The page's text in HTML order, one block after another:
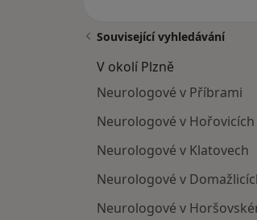
Související vyhledávání
V okolí Plzně
Neurologové v Příbrami
Neurologové v Hořovicích
Neurologové v Klatovech
Neurologové v
Neurologové v